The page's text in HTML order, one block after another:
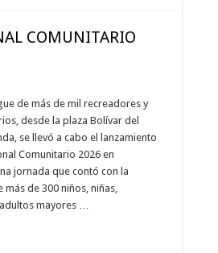
COMUNITARIO
de más de mil recreadores y
desde la plaza Bolívar del
se llevó a cabo el lanzamiento
Comunitario 2026 en
jornada que contó con la
de 300 niños, niñas,
mayores …